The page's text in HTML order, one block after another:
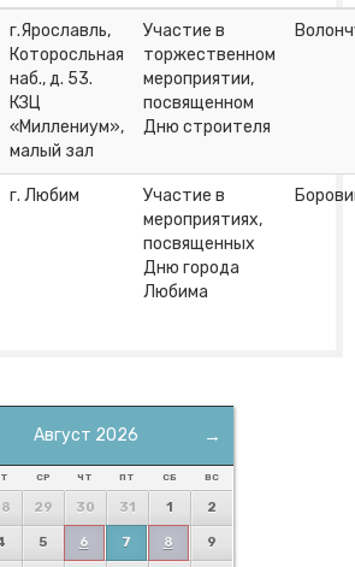
г.Ярославль,
Которосльная
наб., д. 53.
КЗЦ
«Миллениум»,
малый зал
Участие в
торжественном
мероприятии,
посвященном
Дню строителя
г. Любим
Участие в
мероприятиях,
посвященных
Дню города
Любима
→
Август 2026
СР ЧТ ПТ СБ ВС
29 30 31 1 2
5 6 7 8 9